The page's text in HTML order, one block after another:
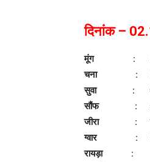
दिनांक –
मूंग: 5300
चना :
सुवा :
सौंफ
:
जीरा :
ग्वार
:
रायड़ा :